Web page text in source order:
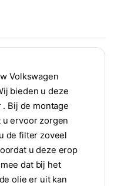
Volkswagen
bieden u deze
Bij de montage
ervoor zorgen
de filter zoveel
u deze erop
dat bij het
olie er uit kan